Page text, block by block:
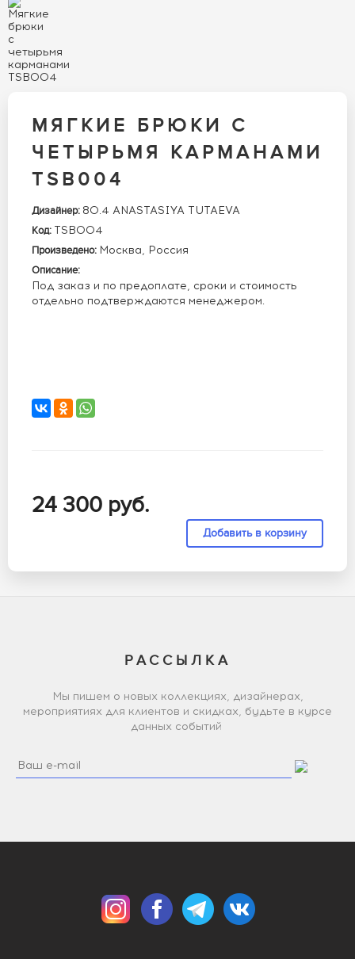
МЯГКИЕ БРЮКИ С
ЧЕТЫРЬМЯ КАРМАНАМИ
TSB004
Дизайнер: 80.4 ANASTASIYA TUTAEVA
Код: TSB004
Произведено: Москва, Россия
Описание:
Под заказ и по предоплате, сроки и стоимость
отдельно подтверждаются менеджером.
24 300 руб.
РАССЫЛКА
Мы пишем о новых коллекциях, дизайнерах,
мероприятиях для клиентов и скидках, будьте в курсе
данных событий